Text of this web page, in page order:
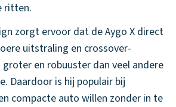
ritten.
zorgt ervoor dat de Aygo X direct
uitstraling en crossover-
en robuuster dan veel andere
Daardoor is hij populair bij
compacte auto willen zonder in te